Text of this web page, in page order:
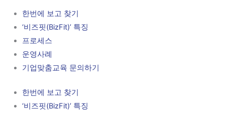
한번에 보고 찾기
‘비즈핏(BizFit)’ 특징
프로세스
운영사례
기업맞춤교육 문의하기
한번에 보고 찾기
‘비즈핏(BizFit)’ 특징